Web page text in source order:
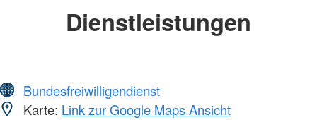
Dienstleistungen
Bundesfreiwilligendienst
Karte: Link zur Google Maps Ansicht